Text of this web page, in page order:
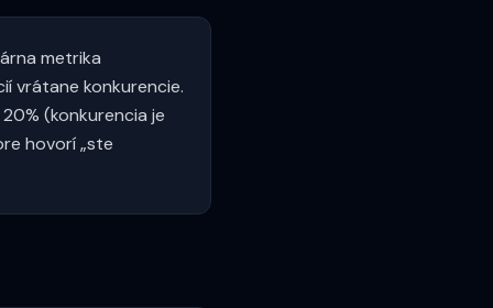
metrika
vrátane konkurencie.
(konkurencia je
hovorí „ste